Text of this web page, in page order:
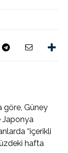
göre, Güney
Japonya
“içerikli
hafta